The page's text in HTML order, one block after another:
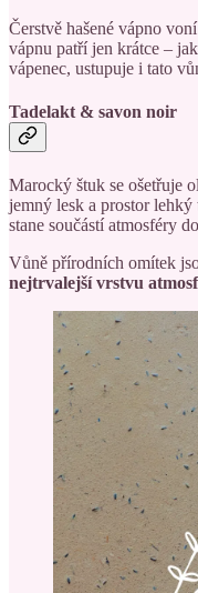
Čerstvě hašené vápno
vápnu patří jen krátce –
vápenec, ustupuje i tato
Tadelakt & savon noir
Marocký štuk se ošetřuje
jemný lesk a prostor
stane součástí atmosféry
Vůně přírodních omítek
nejtrvalejší vrstvu